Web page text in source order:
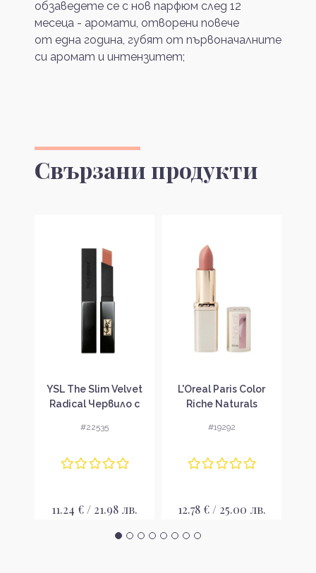
обзаведете се с нов парфюм след 12
месеца - аромати, отворени повече
от една година, губят от първоначалните
си аромат и интензитет;
Свързани продукти
YSL The Slim Velvet
Radical Червило с
опаковка
#22535
11.24 € / 21.98 лв.
L'Oreal Paris Color
Riche Naturals
#19292
12.78 € / 25.00 лв.